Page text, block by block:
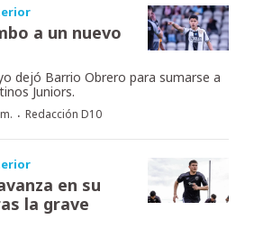
a un nuevo
dejó Barrio Obrero para sumarse a
Juniors.
· Redacción D10
en su
la grave